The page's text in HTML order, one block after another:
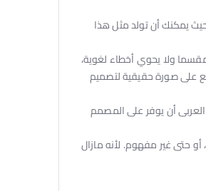
يمكنك أن تولد مثل هذا
مقسما ولا يحوي أخطاء لغوية،
على صورة حقيقية لتصميم
أن يوفر على المصمم
حتى غير مفهوم. لأنه مازال